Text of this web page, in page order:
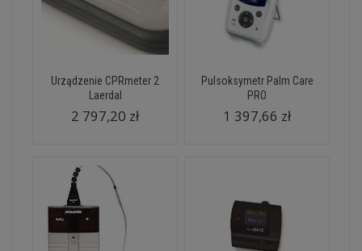
Urządzenie CPRmeter 2
Laerdal
2 797,20 zł
Pulsoksymetr Palm Care
PRO
1 397,66 zł